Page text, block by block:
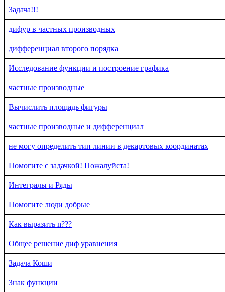
Задача!!!
дифур в частных производных
дифференциал второго порядка
Исследование функции и построение графика
частные производные
Вычислить площадь фигуры
частные производные и дифференциал
не могу определить тип линии в декартовых координатах
Помогите с задачкой! Пожалуйста!
Интегралы и Ряды
Помогите люди добрые
Как выразить n???
Общее решение диф уравнения
Задача Коши
Знак функции